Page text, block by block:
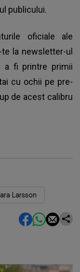
publicului.
oficiale ale
la newsletter-ul
a fi printre primii
cu ochii pe pre-
de acest calibru
Larsson